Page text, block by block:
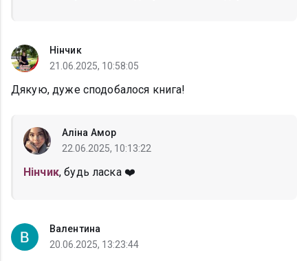
Нінчик
21.06.2025, 10:58:05
Дякую, дуже сподобалося книга!
Аліна Амор
22.06.2025, 10:13:22
Нінчик, будь ласка ❤️
Валентина
20.06.2025, 13:23:44